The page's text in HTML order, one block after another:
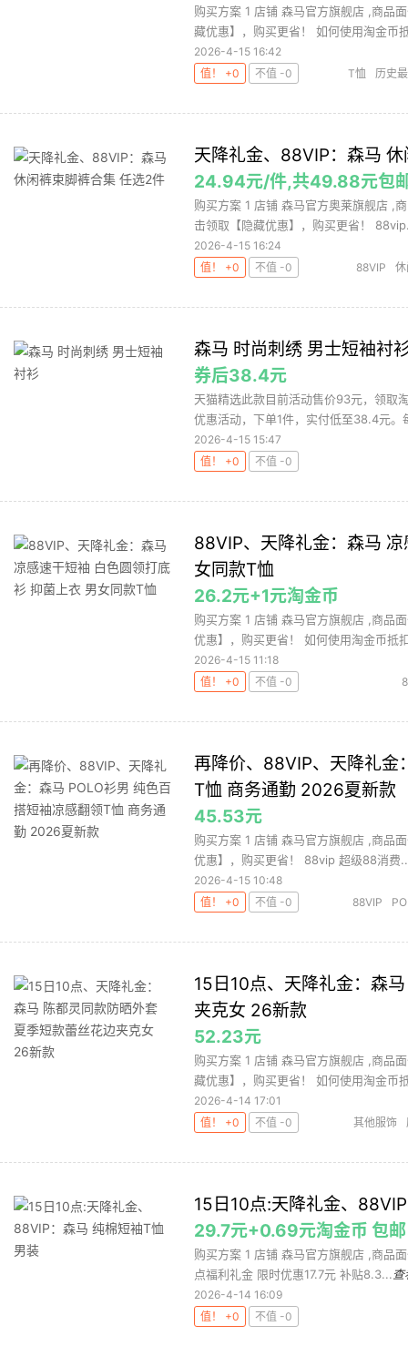
购买方案 1 店铺 森马官方旗舰店 ,商品
藏优惠】，购买更省！ 如何使用淘金币
2026-4-15 16:42
值！ +0
不值 -0 T恤 历史
天降礼金、88VIP：森马
24.94元/件,共49.88元包
购买方案 1 店铺 森马官方奥莱旗舰店 ,
击领取【隐藏优惠】，购买更省！
2026-4-15 16:24
值！ +0
不值 -0 88VIP
森马 时尚刺绣 男士短袖衬
券后38.4元
天猫精选此款目前活动售价93元，领取
优惠活动，下单1件，实付低至38.4元。
2026-4-15 15:47
值！ +0
不值 -0
88VIP、天降礼金：森马
女同款T恤
26.2元+1元淘金币
购买方案 1 店铺 森马官方旗舰店 ,商品
优惠】，购买更省！ 如何使用淘金币抵
2026-4-15 11:18
值！ +0
不值 -0
再降价、88VIP、天降礼金
T恤 商务通勤 2026夏新款
45.53元
购买方案 1 店铺 森马官方旗舰店 ,商品
优惠】，购买更省！ 88vip 超级88消费
2026-4-15 10:48
值！ +0
不值 -0 88VIP
15日10点、天降礼金：森
夹克女 26新款
52.23元
购买方案 1 店铺 森马官方旗舰店 ,商品
藏优惠】，购买更省！ 如何使用淘金币
2026-4-14 17:01
值！ +0
不值 -0 其他服饰
15日10点:天降礼金、
29.7元+0.69元淘金币 包邮
购买方案 1 店铺 森马官方旗舰店 ,商品
点福利礼金 限时优惠17.7元 补贴8.3...
2026-4-14 16:09
值！ +0
不值 -0